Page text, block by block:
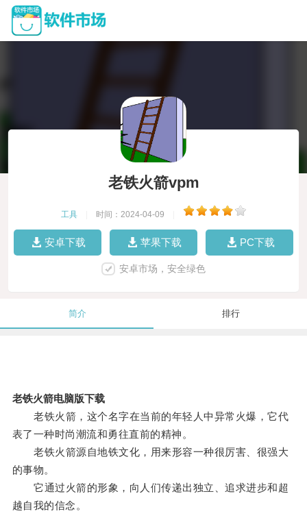
老铁火箭vpm
工具 时间：2024-04-09
安卓下载 苹果下载 PC下载
安卓市场，安全绿色
简介 排行
老铁火箭电脑版下载
老铁火箭，这个名字在当前的年轻人中异常火爆，它代
表了一种时尚潮流和勇往直前的精神。
老铁火箭源自地铁文化，用来形容一种很厉害、很强大
的事物。
它通过火箭的形象，向人们传递出独立、追求进步和超
越自我的信念。